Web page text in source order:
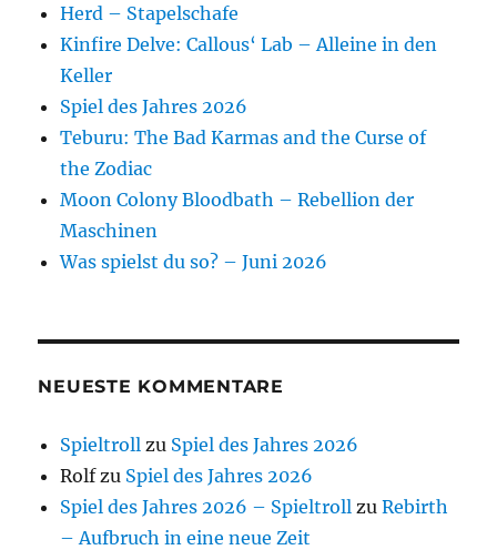
Herd – Stapelschafe
Kinfire Delve: Callous‘ Lab – Alleine in den
Keller
Spiel des Jahres 2026
Teburu: The Bad Karmas and the Curse of
the Zodiac
Moon Colony Bloodbath – Rebellion der
Maschinen
Was spielst du so? – Juni 2026
NEUESTE KOMMENTARE
Spieltroll zu Spiel des Jahres 2026
Rolfzu Spiel des Jahres 2026
Spiel des Jahres 2026 – Spieltroll zuRebirth
– Aufbruch in eine neue Zeit